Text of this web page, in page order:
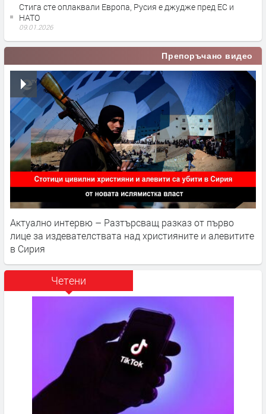
Стига сте оплаквали Европа, Русия е джудже пред ЕС и
НАТО
09.01.2026
Препоръчано видео
Актуално интервю – Разтърсващ разказ от първо
лице за издевателствата над християните и алевитите
в Сирия
Четени